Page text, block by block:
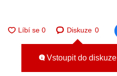
Diskuze 0
Vstoupit do diskuze